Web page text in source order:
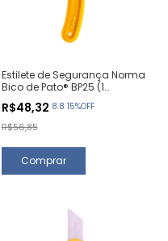
Estilete de Segurança Norma
Bico de Pato® BP25 (1
R$48,32 8.8 15%OFF
R$56,85